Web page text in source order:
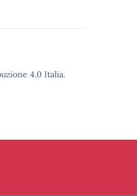
4.0 Italia.